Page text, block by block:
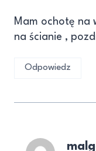
Mam ochotę na
na ścianie ,
Odpowiedz